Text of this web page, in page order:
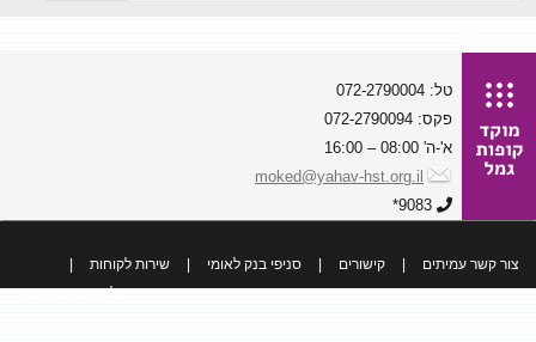
טל: 072-2790004
פקס: 072-2790094
א'-ה' 08:00 – 16:00
moked@yahav-hst.org.il
9083*
צור קשר עמיתים קישורים סניפי בנק לאומי שירות לקוחות
כל הזכויות שמורות